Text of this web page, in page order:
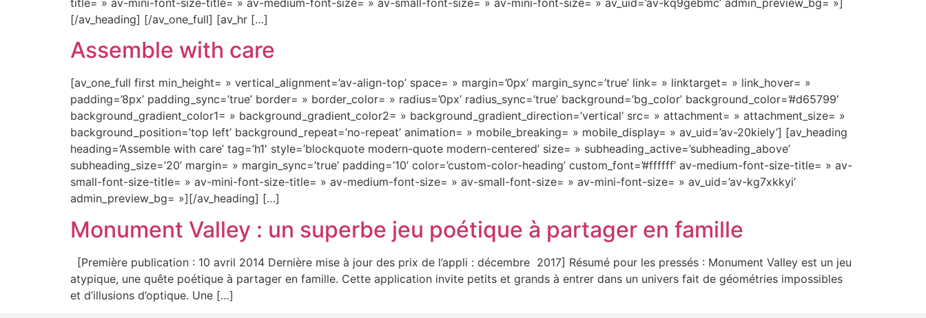
title= » av-mini-font-size-title= » av-medium-font-size= » av-small-font-size= » av-mini-font-size= » av_uid=’av-kq9gebmc’ admin_preview_bg= »]
[/av_heading] [/av_one_full] [av_hr […]
Assemble with care
[av_one_full first min_height= » vertical_alignment=’av-align-top’ space= » margin=’0px’ margin_sync=’true’ link= » linktarget= » link_hover= »
padding=’8px’ padding_sync=’true’ border= » border_color= » radius=’0px’ radius_sync=’true’ background=’bg_color’ background_color=’#d65799′
background_gradient_color1= » background_gradient_color2= » background_gradient_direction=’vertical’ src= » attachment= » attachment_size= »
background_position=’top left’ background_repeat=’no-repeat’ animation= » mobile_breaking= » mobile_display= » av_uid=’av-20kiely’] [av_heading
heading=’Assemble with care’ tag=’h1′ style=’blockquote modern-quote modern-centered’ size= » subheading_active=’subheading_above’
subheading_size=’20’ margin= » margin_sync=’true’ padding=’10’ color=’custom-color-heading’ custom_font=’#ffffff’ av-medium-font-size-title= » av-
small-font-size-title= » av-mini-font-size-title= » av-medium-font-size= » av-small-font-size= » av-mini-font-size= » av_uid=’av-kg7xkkyi’
admin_preview_bg= »][/av_heading] […]
Monument Valley : un superbe jeu poétique à partager en famille
[Première publication : 10 avril 2014 Dernière mise à jour des prix de l’appli : décembre 2017] Résumé pour les pressés : Monument Valley est un jeu
atypique, une quête poétique à partager en famille. Cette application invite petits et grands à entrer dans un univers fait de géométries impossibles
et d’illusions d’optique. Une […]